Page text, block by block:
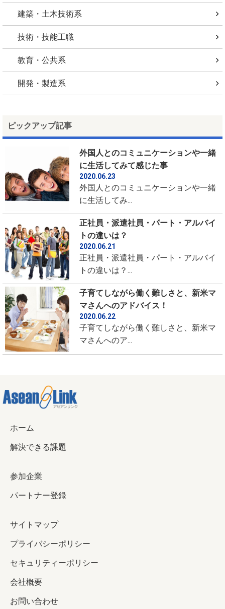
建築・土木技術系
技術・技能工職
教育・公共系
開発・製造系
ピックアップ記事
外国人とのコミュニケーションや一緒
に生活してみて感じた事
2020.06.23
外国人とのコミュニケーションや一緒
に生活してみ...
正社員・派遣社員・パート・アルバイ
トの違いは？
2020.06.21
正社員・派遣社員・パート・アルバイ
トの違いは？...
子育てしながら働く難しさと、新米マ
マさんへのアドバイス！
2020.06.22
子育てしながら働く難しさと、新米マ
マさんへのア...
ホーム
解決できる課題
参加企業
パートナー登録
サイトマップ
プライバシーポリシー
セキュリティーポリシー
会社概要
お問い合わせ